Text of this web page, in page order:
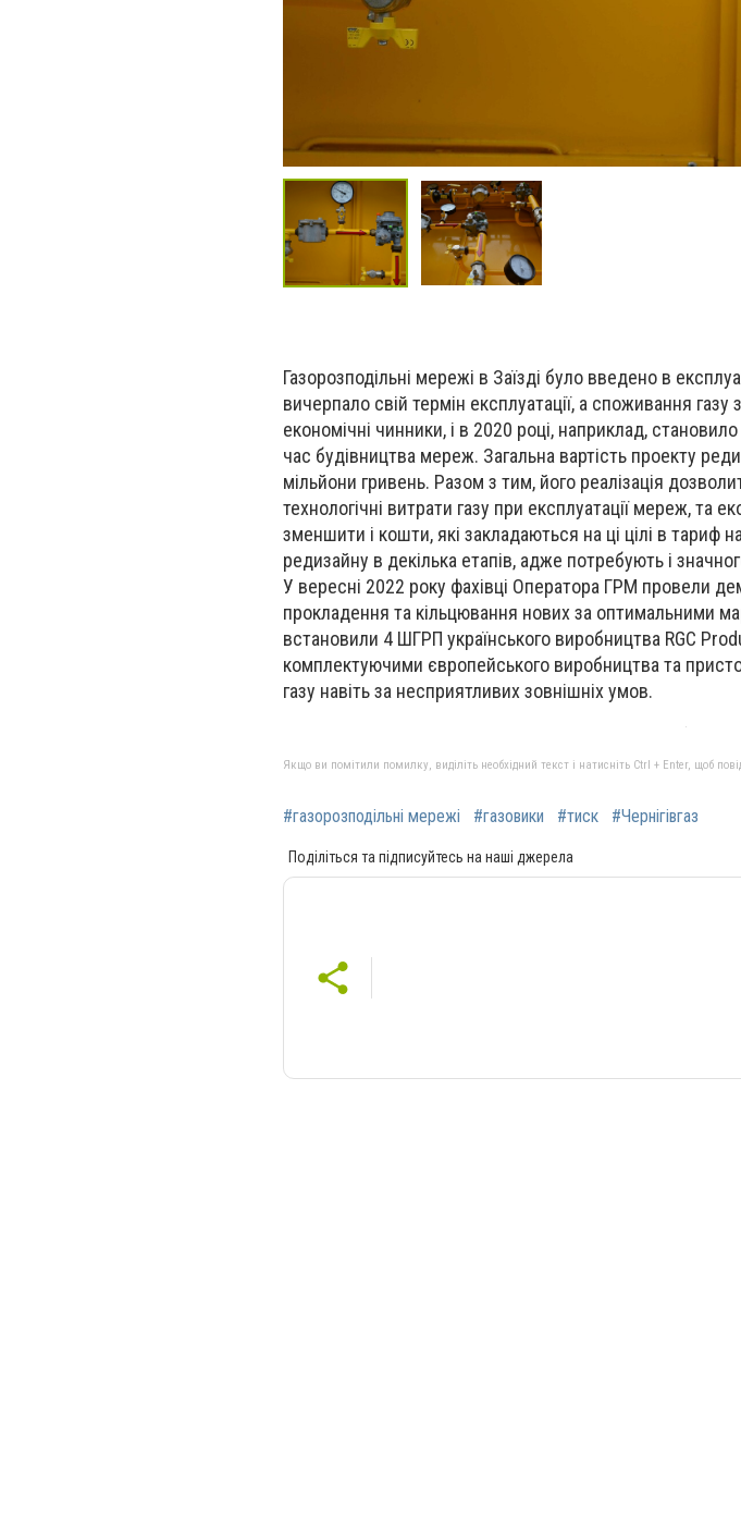
Газорозподільні мережі в Заїзді було введено в
вичерпало свій термін експлуатації, а споживання
економічні чинники, і в 2020 році, наприклад,
час будівництва мереж. Загальна вартість проекту
мільйони гривень. Разом з тим, його реалізація
технологічні витрати газу при експлуатації мереж, та
зменшити і кошти, які закладаються на ці цілі в тариф
редизайну в декілька етапів, адже потребують і
У вересні 2022 року фахівці Оператора ГРМ провели
прокладення та кільцювання нових за оптимальними
встановили 4 ШГРП українського виробництва RGC
комплектуючими європейського виробництва та
газу навіть за несприятливих зовнішніх умов.
Якщо ви помітили помилку, виділіть необхідний текст і натисніть Ctrl + Enter, щоб
#газорозподільні мережі #газовики #тиск #Чернігівгаз
Поділіться та підписуйтесь на наші джерела